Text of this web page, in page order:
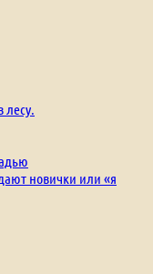
новички или «я